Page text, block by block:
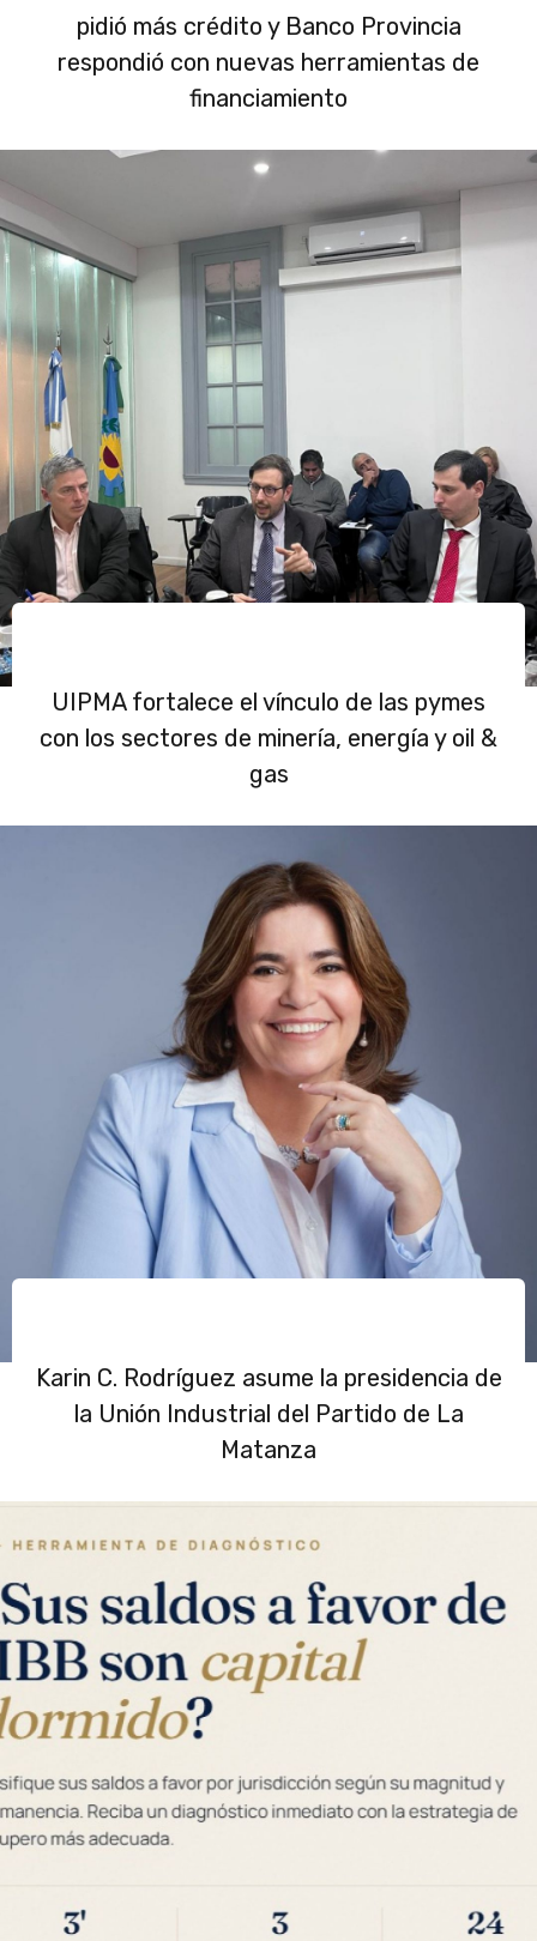
pidió más crédito y Banco Provincia
respondió con nuevas herramientas de
financiamiento
UIPMA fortalece el vínculo de las pymes
con los sectores de minería, energía y oil &
gas
Karin C. Rodríguez asume la presidencia de
la Unión Industrial del Partido de La
Matanza